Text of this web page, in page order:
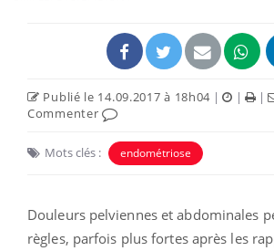
Publié le 14.09.2017 à 18h04 | | |
Commenter
Mots clés : endométriose
Douleurs pelviennes et abdominales
règles, parfois plus fortes après les